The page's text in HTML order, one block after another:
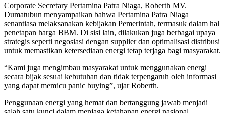
Corporate Secretary Pertamina Patra Niaga, Roberth MV.
Dumatubun menyampaikan bahwa Pertamina Patra Niaga
senantiasa melaksanakan kebijakan Pemerintah, termasuk dalam hal
penetapan harga BBM. Di sisi lain, dilakukan juga berbagai upaya
strategis seperti negosiasi dengan supplier dan optimalisasi distribusi
untuk memastikan ketersediaan energi tetap terjaga bagi masyarakat.
“Kami juga mengimbau masyarakat untuk menggunakan energi
secara bijak sesuai kebutuhan dan tidak terpengaruh oleh informasi
yang dapat memicu panic buying”, ujar Roberth.
Penggunaan energi yang hemat dan bertanggung jawab menjadi